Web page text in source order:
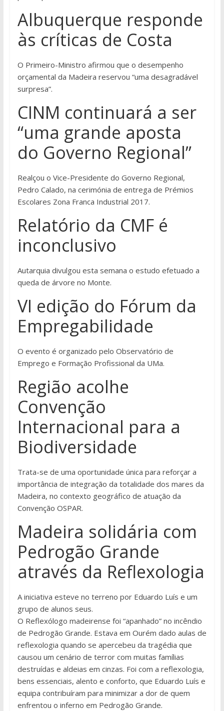
Albuquerque responde
às críticas de Costa
O Primeiro-Ministro afirmou que o desempenho
orçamental da Madeira reservou “uma desagradável
surpresa”.
CINM continuará a ser
“uma grande aposta
do Governo Regional”
Realçou o Vice-Presidente do Governo Regional,
Pedro Calado, na cerimónia de entrega de Prémios
Escolares Zona Franca Industrial 2017.
Relatório da CMF é
inconclusivo
Autarquia divulgou esta semana o estudo efetuado a
queda de árvore no Monte.
VI edição do Fórum da
Empregabilidade
O evento é organizado pelo Observatório de
Emprego e Formação Profissional da UMa.
Região acolhe
Convenção
Internacional para a
Biodiversidade
Trata-se de uma oportunidade única para reforçar a
importância de integração da totalidade dos mares da
Madeira, no contexto geográfico de atuação da
Convenção OSPAR.
Madeira solidária com
Pedrogão Grande
através da Reflexologia
A iniciativa esteve no terreno por Eduardo Luís e um
grupo de alunos seus.
O Reflexólogo madeirense foi “apanhado” no incêndio
de Pedrogão Grande. Estava em Ourém dado aulas de
reflexologia quando se apercebeu da tragédia que
causou um cenário de terror com muitas famílias
destruídas e aldeias em cinzas. Foi com a reflexologia,
bens essenciais, alento e conforto, que Eduardo Luís e
equipa contribuíram para minimizar a dor de quem
enfrentou o inferno em Pedrogão Grande.